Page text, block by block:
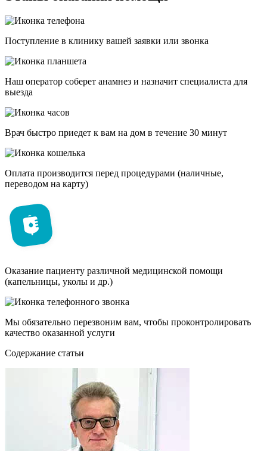
Поступление в клинику вашей заявки или звонка
Наш оператор соберет анамнез и назначит специалиста для
выезда
Врач быстро приедет к вам на дом в течение 30 минут
Оплата производится перед процедурами (наличные,
переводом на карту)
Оказание пациенту различной медицинской помощи
(капельницы, уколы и др.)
Мы обязательно перезвоним вам, чтобы проконтролировать
качество оказанной услуги
Cодержание статьи